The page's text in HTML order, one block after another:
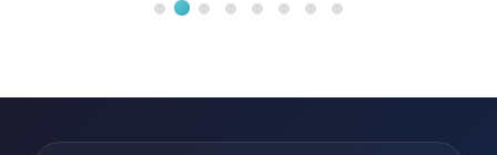
j'avais des questions, le support